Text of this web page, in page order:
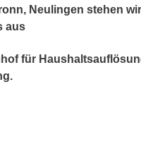
Neulingen stehen
aus
für